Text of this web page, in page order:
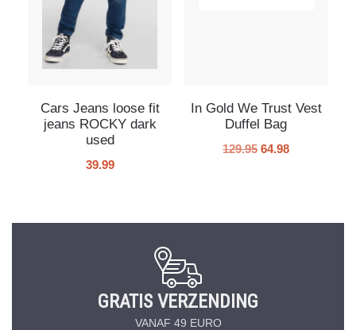
Cars Jeans loose fit
jeans ROCKY dark
used
39.99
In Gold We Trust Vest
Duffel Bag
129.95 64.98
GRATIS VERZENDING
VANAF 49 EURO